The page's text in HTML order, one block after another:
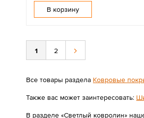
В корзину
1 2
Все товары раздела Ковровые
Также вас может заинтересовать:
В разделе «Светлый ковролин»